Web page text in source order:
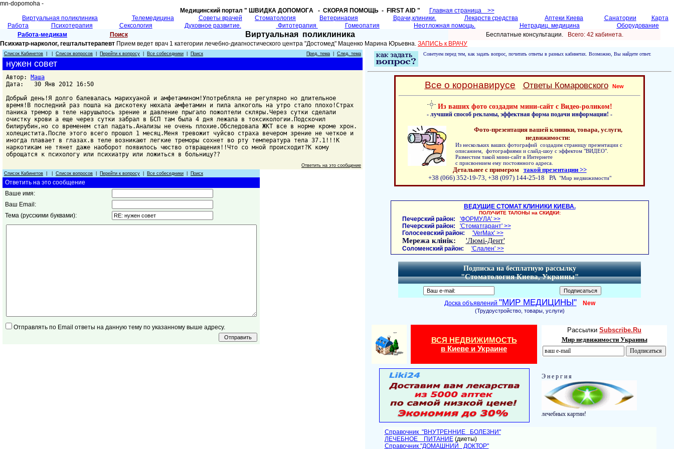
mn-dopomoha -
Медицинский портал " ШВИДКА ДОПОМОГA - СКОРАЯ ПОМОЩЬ - FIRST AID "
Главная страница >>
Виртуальная поликлиника
Телемедицина Советы врачей Cтоматология Ветеринария Врачи,клиники. Лекарств средства Аптеки Киева Санатории
Карта
Работа
Психотерапия Сексология Духовное развитие. Фитотерапия Гомеопатия Неотложная помощь. Нетрадиц. медицина
Оборудование
Работа-медикам
Поиск Виртуальная поликлиника Бесплатные консультации.
Всего: 42 кабинетa.
Психиатр-нарколог, гештальттерапевт Прием ведет врач 1 категории лечебно-диагностического центра "Достомед" Маценко Марина Юрьевна. ЗАПИСЬ к ВРАЧУ
Список Кабинетов Список вопросов Перейти к вопросу Все собеседники Поиск Пред. тема След. тема
нужен совет
Автор: Маша
Дата: 30 Янв 2012 16:50
Добрый день!Я долго балевалась марихуаной и амфетамином!Употребляла не регулярно но длительное
время!В последний раз пошла на дискотеку нюхала амфетамин и пила алкоголь на утро стало плохо!Страх
паника тремор в теле нарушылось зрение и давление прыгало пожолтели скляры.Через сутки сделали
очистку крови а еще через сутки забрал в БСП там была 4 дня лежала в токсикологии.Подскочил
билирубин,но со временем стал падать.Анализы не очень плохие.Обследовала ЖКТ все в норме кроме хрон.
холецистита.После этого всего прошол 1 месяц.Меня тревожит чуйсво страха вечером зрение не четкое и
иногда плавает в глазах.в теле возникают легкие треморы сохнет во рту температура тела 37.1!!!К
наркотикам не тянет даже наоборот появилось чюство отвращения!!Что со мной происходит?К кому
оброщатся к психологу или психиатру или ложиться в больницу??
Ответить на это сообщение
Список Кабинетов
Список вопросов Перейти к вопросу Все собеседники Поиск
Ответить на это сообщение
Ваше имя:
Ваш Email:
Тема (русскими буквами):
Отправлять по Email ответы на данную тему по указанному выше адресу.
Советуем перед тем, как задать вопрос, почитать ответы в разных кабинетах. Возможно, Вы найдете ответ.
Все о коронавирусе Ответы Комаровского New
Из ваших фото создадим мини-сайт с Видео-роликом!
- лучший способ рекламы, эффектная форма подачи информации! -
Фото-презентация вашей клиники, товара, услуги,
недвижимости:
Из нескольких ваших фотографий создадим страницу презентации с
описанием, фотографиями и слайд-шоу с эффектом "ВИДЕО".
Разместим такой мини-сайт в Интернете
с присвоением ему постоянного адреса.
Детальнее с примером такой презентации >>
+38 (066) 352-19-73, +38 (097) 144-25-18 РА "Мир недвижимости"
ВЕДУЩИЕ СТОМАТ КЛИНИКИ КИЕВА.
ПОЛУЧИТЕ ТАЛОНЫ на СКИДКИ:
Печерский район:
'ФОРМУЛА' >>
Печерский район:
'Стоматгарант' >>
Голосеевский район:
'VerMax' >>
Мережа клінік: 'Люмі-Дент'
Соломенский район: 'Слален' >>
Подписка на бесплатную рассылку
"Стоматология Киева, Украины"
Доска объявлений "МИР МЕДИЦИНЫ" New
(Трудоустройство, товары, услуги)
ВСЯ НЕДВИЖИМОСТЬ
в Киеве и Украине
Рассылки Subscribe.Ru
Мир недвижимости Украины
Э н е р г и я
лечебных картин!
Справочник "ВНУТРЕННИЕ БОЛЕЗНИ"
ЛЕЧЕБНОЕ ПИТАНИЕ(диеты)
Cправочник "ДОМАШНИЙ ДОКТОР"